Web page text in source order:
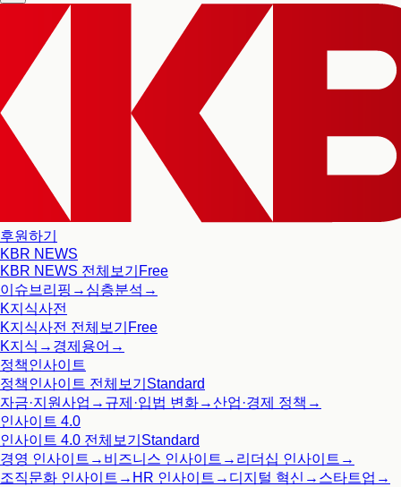
후원하기
KBR NEWS
KBR NEWS 전체보기 Free
이슈브리핑 → 심층분석 →
K지식사전
K지식사전 전체보기 Free
K지식 → 경제용어 →
정책인사이트
정책인사이트 전체보기 Standard
자금·지원사업 → 규제·입법 변화→산업·경제 정책 →
인사이트 4.0
인사이트 4.0 전체보기 Standard
경영 인사이트 → 비즈니스 인사이트 → 리더십 인사이트 →
조직문화 인사이트 → HR 인사이트 → 디지털 혁신 → 스타트업 →